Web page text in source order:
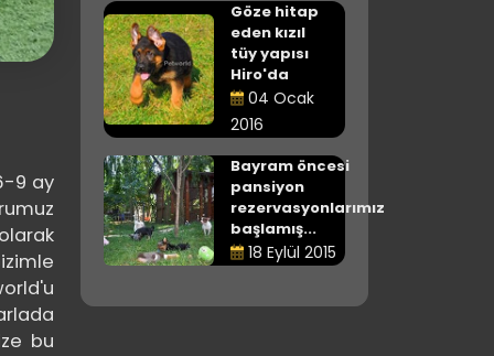
9 ay
bu
Göze hitap
eden kızıl
tüy yapısı
Hiro'da
04 Ocak
2016
Bayram öncesi
pansiyon
rezervasyonlarımız
başlamış...
18 Eylül 2015